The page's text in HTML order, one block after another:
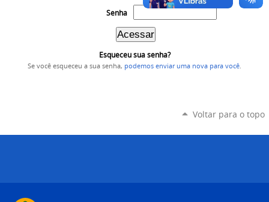
Senha
Esqueceu sua senha?
Se você esqueceu a sua senha, podemos enviar uma nova para você
Voltar para o topo